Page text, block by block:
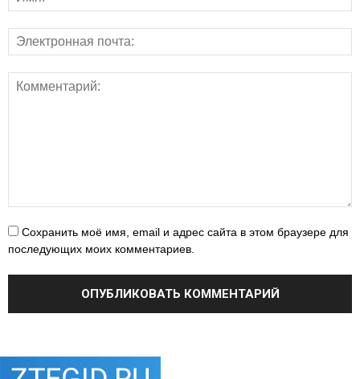
Сохранить моё имя, email и адрес сайта в этом браузере для
последующих моих комментариев.